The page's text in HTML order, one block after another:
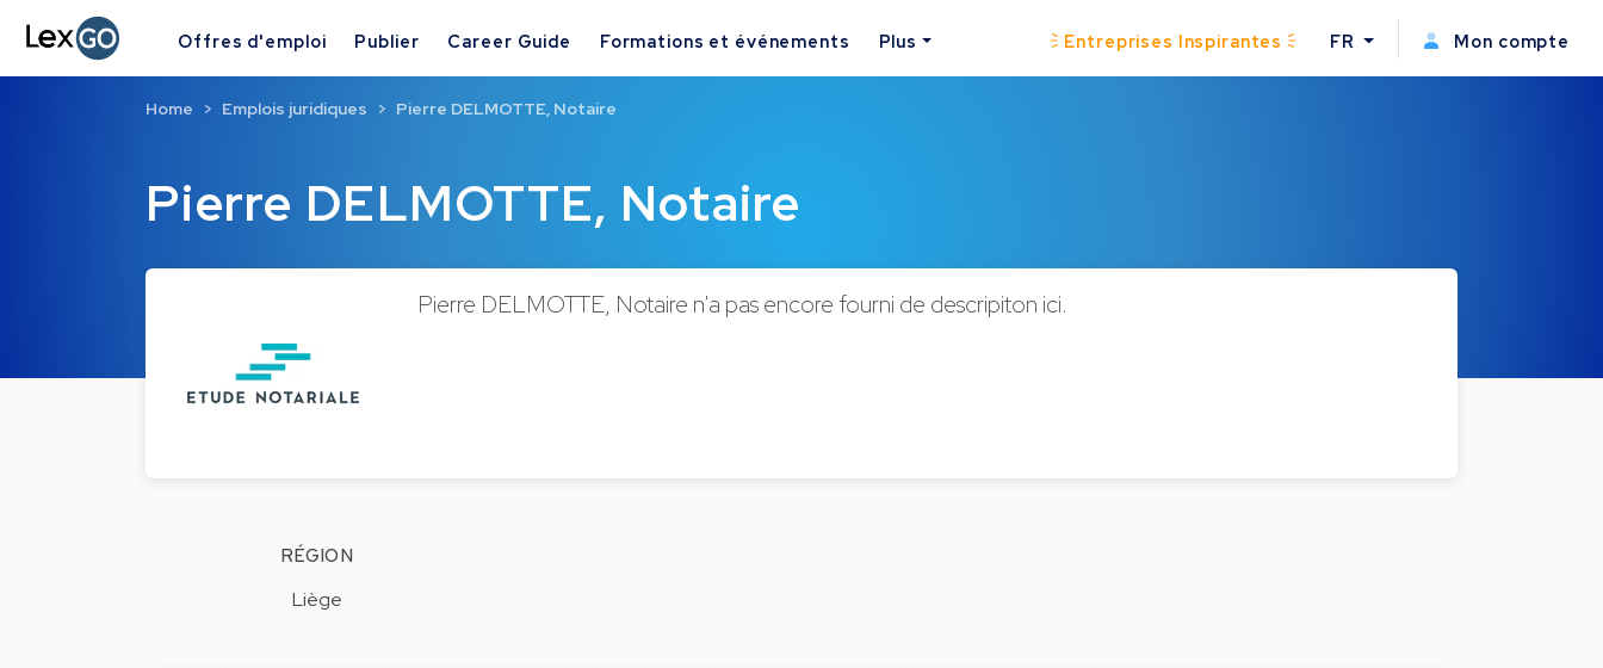
Offres d'emploi Publier Career Guide Formations et événements Plus Entreprises Inspirantes FR Mon compte
Pierre DELMOTTE, Notaire
Home Emplois juridiques Pierre DELMOTTE, Notaire
Pierre DELMOTTE, Notaire n'a pas encore fourni de descripiton ici.
RÉGION
Liège